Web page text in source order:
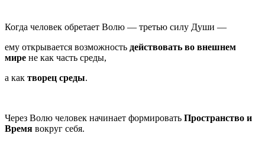
Когда человек обретает Волю — третью силу Души —
ему открывается возможность действовать во внешнем
мире не как часть среды,
а как творец среды.
Через Волю человек начинает формировать Пространство и
Время вокруг себя.